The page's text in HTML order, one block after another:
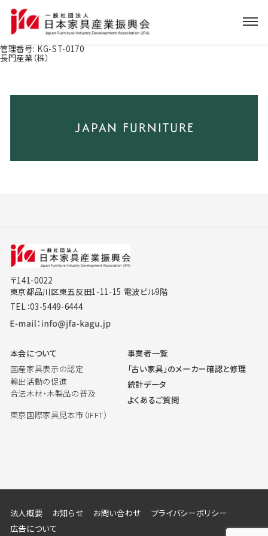
管理番号: KG-ST-0170
長門産業（株）
〒141-0022
東京都品川区東五反田1-11-15 電波ビル9階
TEL：03-5449-6444
本会について
国産家具表示の認定
輸出活動の促進
合法木材・木製品の普及
東京国際家具見本市（IFFT）
事業者一覧
「古い家具」のメーカー確認と修理
統計データ
よくあるご質問
法人概要 お知らせ お問い合わせ
プライバシーポリシー
広告について